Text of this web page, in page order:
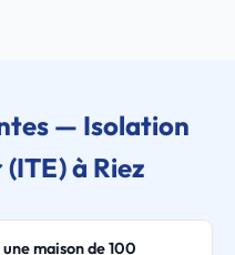
— Isolation
à Riez
maison de 100